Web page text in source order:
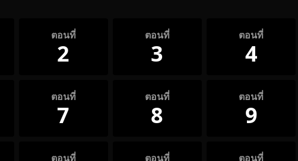
ตอนที่
2
ตอนที่
3
ตอนที่
4
ตอนที่
7
ตอนที่
8
ตอนที่
9
ตอนที่ ตอนที่ ตอนที่